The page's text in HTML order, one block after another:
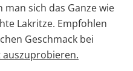
sich das Ganze wie
Lakritze. Empfohlen
Geschmack bei
auszuprobieren.